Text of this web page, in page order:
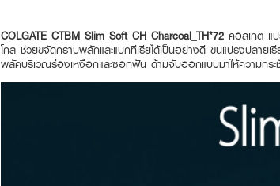
COLGATE CTBM Slim Soft CH Charcoal_TH*72 คอลเกต แ
โคล ช่วยขจัดคราบพลัคและแบคทีเรียได้เป็นอย่างดี ขนแปรงปลาย
พลัคบริเวณร่องเหงือกและซอกฟัน ด้ามจับออกแบบมาให้ความกร